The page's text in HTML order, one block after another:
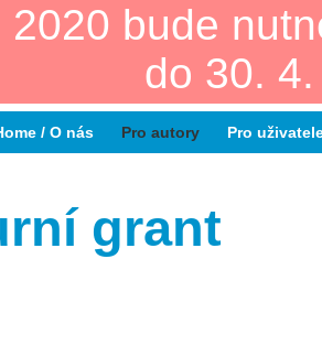
2020 bude
do 30.
/ O nás Pro autory Pro
grant